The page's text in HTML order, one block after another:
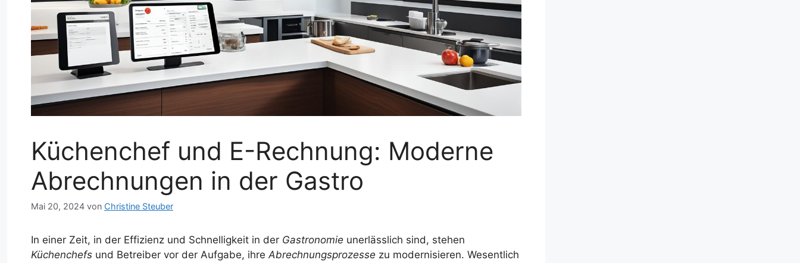
Küchenchef und E-Rechnung: Moderne
Abrechnungen in der Gastro
Mai 20, 2024 von Christine Steuber
In einer Zeit, in der Effizienz und Schnelligkeit in der Gastronomie unerlässlich sind, stehen
Küchenchefs und Betreiber vor der Aufgabe, ihreAbrechnungsprozesse zu modernisieren. Wesentlich